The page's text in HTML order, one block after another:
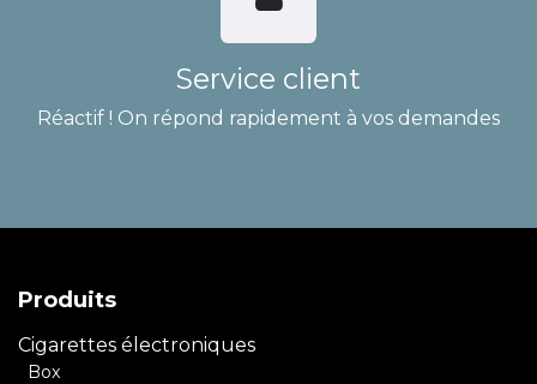
Service client
Réactif ! On répond rapidement à vos demandes
Produits
Cigarettes électroniques
Box